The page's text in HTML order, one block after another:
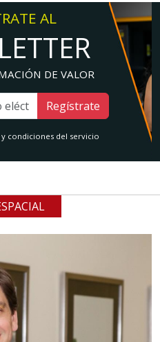
AL
DE VALOR
Regístrate
condiciones del servicio